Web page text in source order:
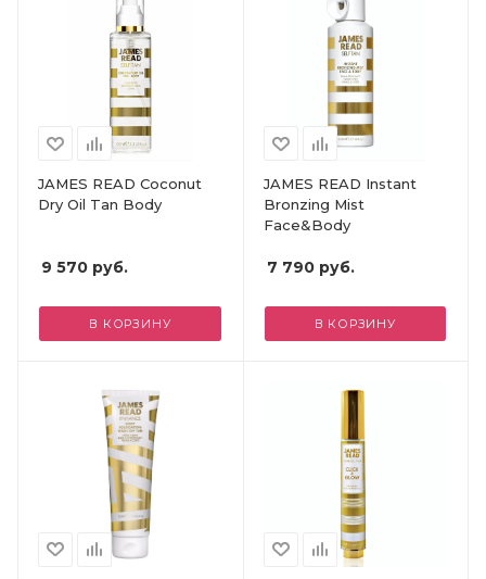
JAMES READ Coconut
Dry Oil Tan Body
9 570 руб.
В КОРЗИНУ
JAMES READ Instant
Bronzing Mist
Face&Body
7 790руб.
В КОРЗИНУ